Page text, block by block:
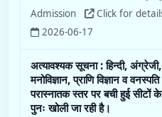
Admission
Click for
2026-06-17
अत्यावश्यक सूचना : हिन्दी,
मनोविज्ञान, प्राणि विज्ञान व वनस्पति
परास्नातक स्तर पर बची हुई सीटों
पुनः खोली जा रही है।